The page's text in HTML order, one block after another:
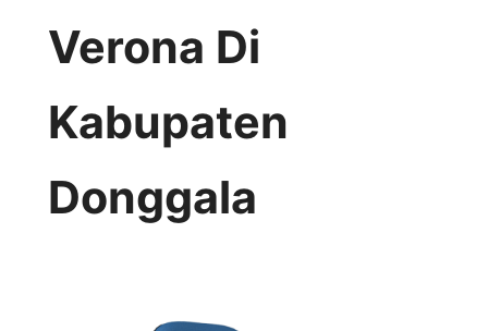
Verona Di
Kabupaten
Donggala